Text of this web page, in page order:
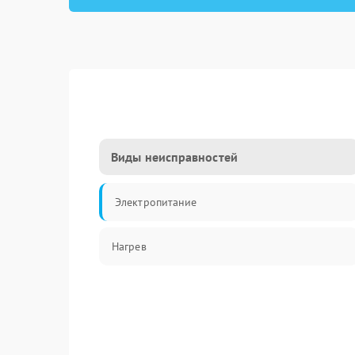
Виды неисправностей
Электропитание
Нагрев